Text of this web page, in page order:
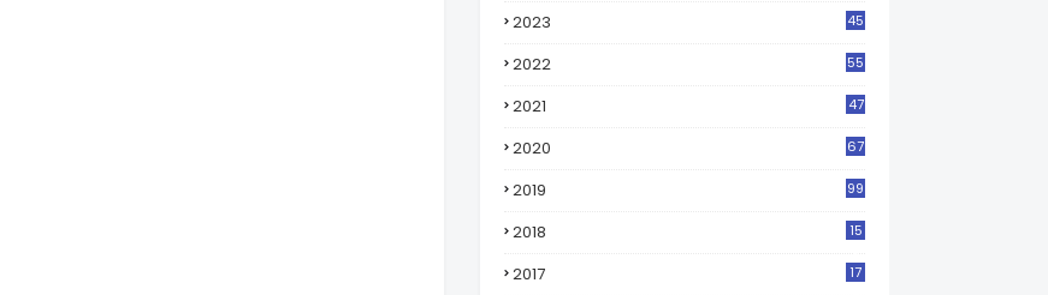
2023 45
2022 55
2021 47
2020 67
2019 99
2018
15
2017
17